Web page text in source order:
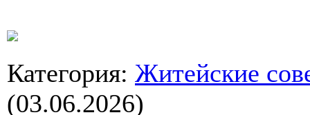
Категория: Житейские
(03.06.2026)